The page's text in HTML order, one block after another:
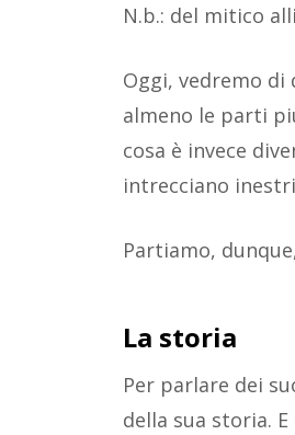
N.b.: del mitico
Oggi, vedremo
almeno le parti
cosa è invece
intrecciano
Partiamo,
La storia
Per parlare dei
della sua storia.